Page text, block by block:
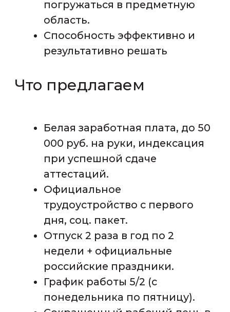
Телефон
+7
Email
Прикрепите резюме
Add files
Я подтверждаю, что ознакомлен с
политикой конфиденциальности
согласие на обработку своих
персональных данных
Отправить